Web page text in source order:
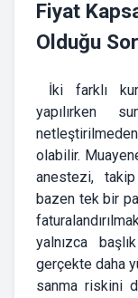
Fiyat
Olduğu
İki farklı
yapılırken
olabilir.
anestezi,
bazen tek bir
yalnızca
gerçekte daha
sanma riskini